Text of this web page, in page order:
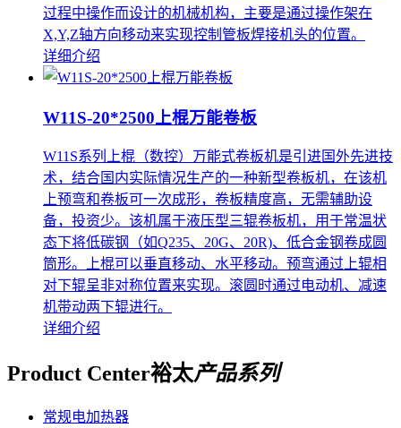
过程中操作而设计的机械机构，主要是通过操作架在
X,Y,Z轴方向移动来实现控制管板焊接机头的位置。
详细介绍
W11S-20*2500上棍万能卷板
W11S系列上棍（数控）万能式卷板机是引进国外先进技
术，结合国内实际情况生产的一种新型卷板机，在该机
上预弯和卷板可一次成形，卷板精度高，无需辅助设
备，投资少。该机属于液压型三辊卷板机，用于常温状
态下将低碳钢（如Q235、20G、20R)、低合金钢卷成圆
筒形。上棍可以垂直移动、水平移动。预弯通过上辊相
对下辊呈非对称位置来实现。滚圆时通过电动机、减速
机带动两下辊进行。
详细介绍
Product Center裕太产品系列
常规电加热器